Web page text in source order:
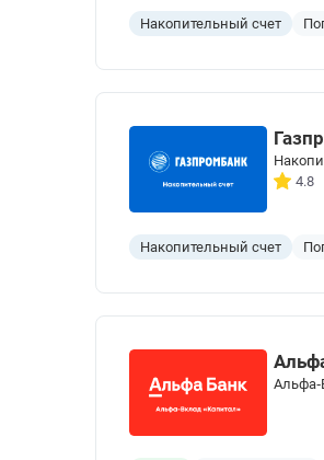
Накопительный счет
4.8
Накопительный счет